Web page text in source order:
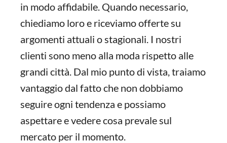
in modo affidabile. Quando necessario,
chiediamo loro e riceviamo offerte su
argomenti attuali o stagionali. I nostri
clienti sono meno alla moda rispetto alle
grandi città. Dal mio punto di vista, traiamo
vantaggio dal fatto che non dobbiamo
seguire ogni tendenza e possiamo
aspettare e vedere cosa prevale sul
mercato per il momento.